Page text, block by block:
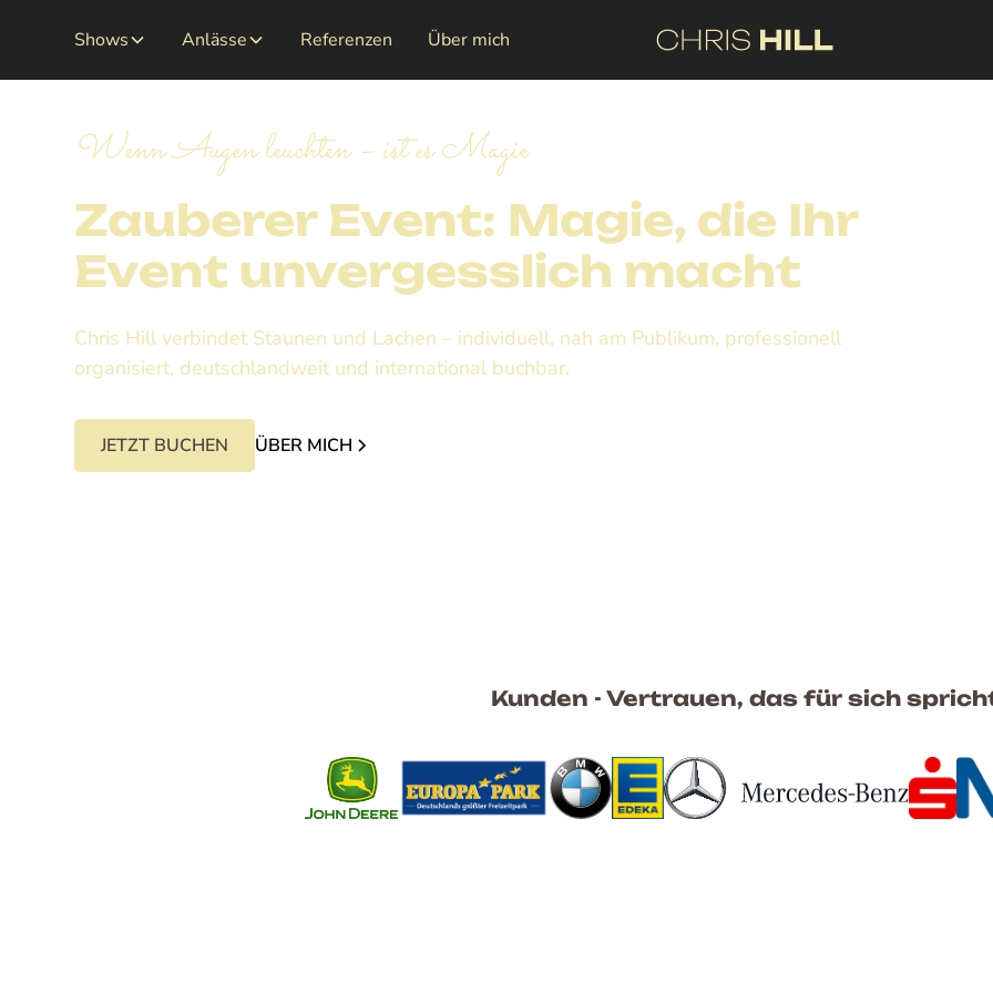
Shows Anlässe Referenzen Über mich
Wenn Augen leuchten – ist es Magie
Zauberer Event: Magie, die Ihr
Event unvergesslich macht
Chris Hill verbindet Staunen und Lachen – individuell, nah am Publikum, professionell
organisiert, deutschlandweit und international buchbar.
JETZT BUCHEN ÜBER MICH
Kunden - Vertrauen, das für sich